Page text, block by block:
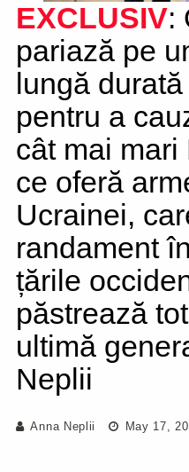
EXCLUSIV:
pariază pe
lungă
pentru a
cât mai mari
ce oferă
Ucrainei,
randament
țările
păstrează
ultimă
Neplii
Anna Neplii May 17,